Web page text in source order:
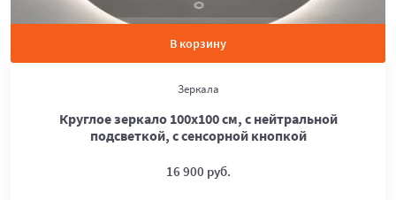
В корзину
Зеркала
Круглое зеркало 100х100 см, с нейтральной
подсветкой, с сенсорной кнопкой
16 900 руб.